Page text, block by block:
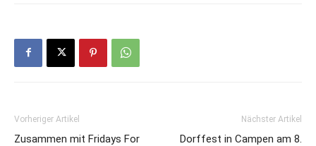
Vorheriger Artikel
Zusammen mit Fridays For
Nächster Artikel
Dorffest in Campen am 8.